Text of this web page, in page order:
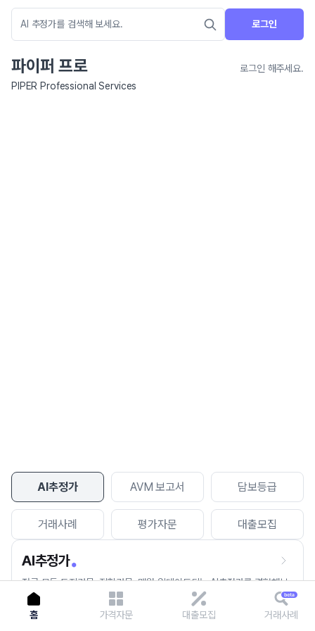
로그인
파이퍼 프로
로그인 해주세요.
PIPER Professional Services
AI추정가 AVM 보고서 담보등급
거래사례 평가자문 대출모집
AI추정가
전국 모든 토지건물, 집합건물, 매월 업데이트되는 AI추정가를 경험해보
세요.
홈 가격자문 대출모집 거래사례